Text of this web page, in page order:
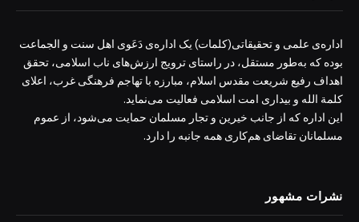
اداره‌ی علمی و تحقیقاتی(کلمات) یک اداره‌ی دَعَوی اهل سنت و الجماعت
بوده که به‌طور مستقل، در راستای ترویج ارزش‌های ناب اسلامی، تحقق
اهداف رفیع شریعت مقدس اسلام، مبارزه با تهاجم فرهنگی غرب، اعلای
کلمة الله و بیداری امت اسلامی فعالیت می‌نماید.
این اداره که از جانب خیرین و تجار مسلمان حمایت می‌شود، از عموم
مسلمانان تقاضای هم‌کاری همه جانبه را دارد.
نشرات مشهور